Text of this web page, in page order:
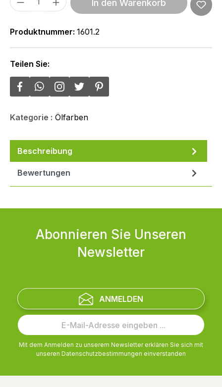
In den Warenkorb
Produktnummer: 1601.2
Teilen Sie:
Kategorie : Ölfarben
Beschreibung
Bewertungen
Abonnieren Sie Unseren
Newsletter
ANMELDEN
Mit dem Anmelden zu unserem Newsletter erklären Sie sich mit
unseren Datenschutzbestimmungen einverstanden